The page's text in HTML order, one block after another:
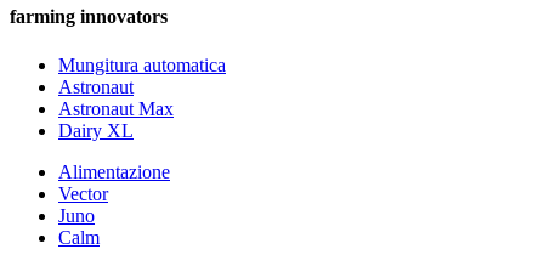
farming innovators
Mungitura automatica
Astronaut
Astronaut Max
Dairy XL
Alimentazione
Vector
Juno
Calm